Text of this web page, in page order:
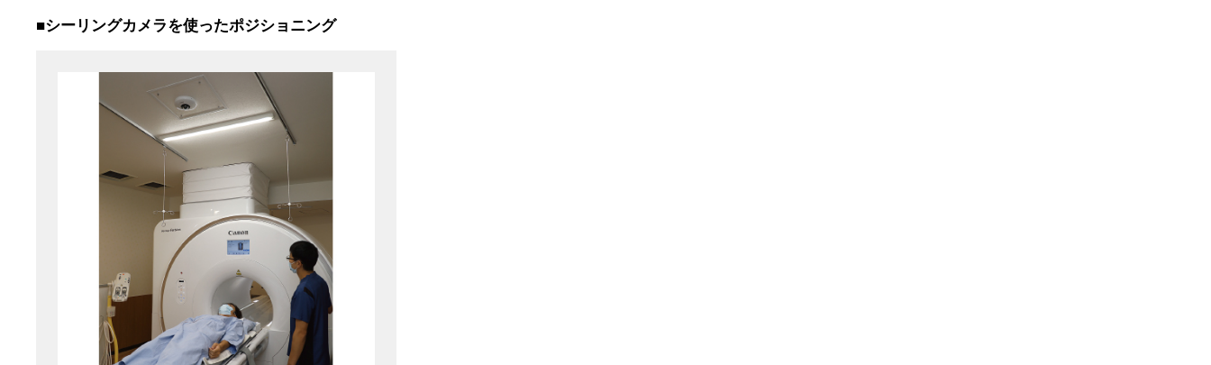
■シーリングカメラを使ったポジショニング